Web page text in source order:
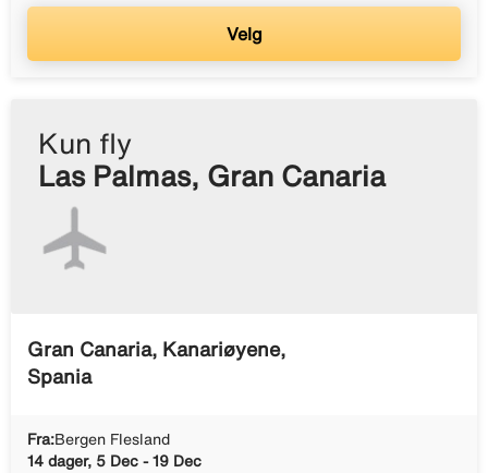
Velg
Kun fly
Las Palmas, Gran Canaria
Gran Canaria, Kanariøyene,
Spania
Fra:Bergen Flesland
14 dager, 5 Dec - 19 Dec